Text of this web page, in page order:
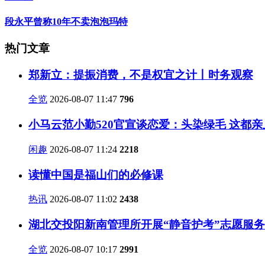
段永平曾称10年不卖泡泡玛特
热门文章
郑新立：提振消费，不是权宜之计丨时务观察
全览 2026-08-07 11:47 796
小马云范小勤520官宣谈恋爱：头染绿毛 这都亲
闲趣 2026-08-07 11:24 2218
读懂中国是福山们的必修课
热讯 2026-08-07 11:02 2438
湖北交投阳新南管理所开展“静音护考”志愿服
全览 2026-08-07 10:17 2991